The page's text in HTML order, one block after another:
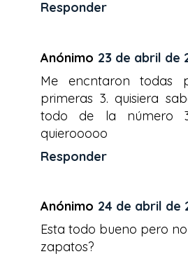
Responder
Anónimo 23 de abril de
Me encntaron todas
primeras 3. quisiera
todo de la número
quierooooo
Responder
Anónimo 24 de abril de
Esta todo bueno pero
zapatos?